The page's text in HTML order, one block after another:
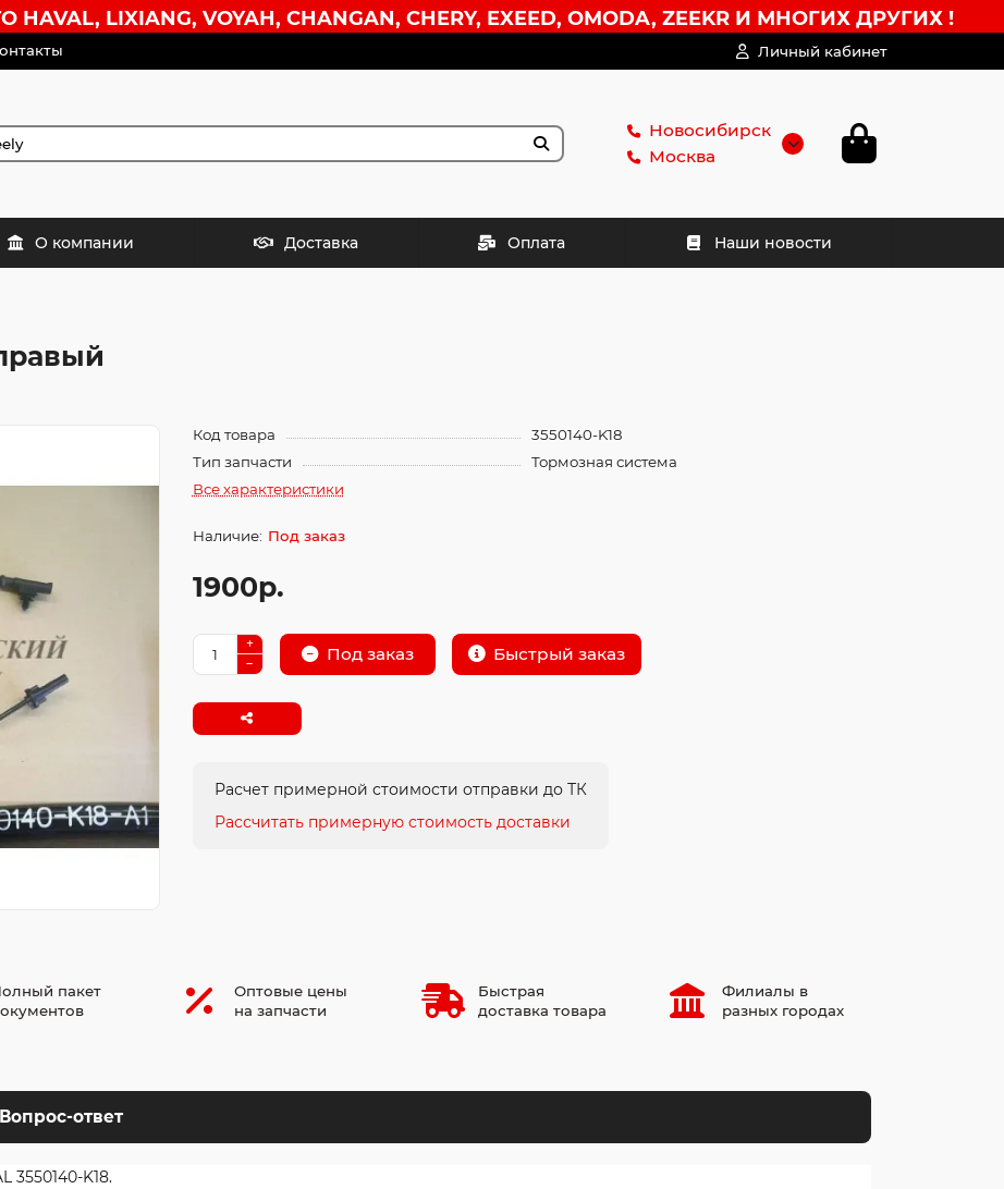
LIXIANG, VOYAH, CHANGAN, CHERY, EXEED, OMODA, ZEEKR И МНОГИХ ДРУГИХ !
Личный кабинет
Новосибирск
Москва
О компании Доставка Оплата Наши новости
Код товара
3550140-K18
Тип запчасти
Тормозная система
Все характеристики
Под заказ
1900р.
Под заказ Быстрый заказ
Расчет примерной стоимости отправки до ТК
Рассчитать примерную стоимость доставки
пакет
Оптовые цены
на запчасти
Быстрая
доставка товара
Филиалы в
разных городах
Вопрос-ответ
3550140-K18.